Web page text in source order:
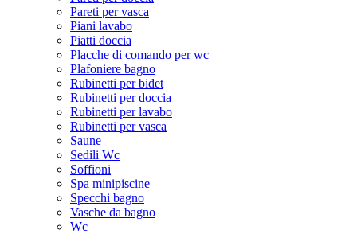
Pareti per vasca
Piani lavabo
Piatti doccia
Placche di comando per wc
Plafoniere bagno
Rubinetti per bidet
Rubinetti per doccia
Rubinetti per lavabo
Rubinetti per vasca
Saune
Sedili Wc
Soffioni
Spa minipiscine
Specchi bagno
Vasche da bagno
Wc